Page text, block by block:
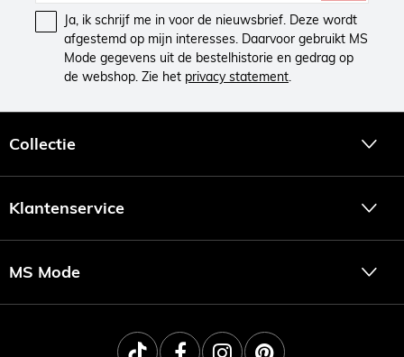
Ja, ik schrijf me in voor de nieuwsbrief. Deze wordt
afgestemd op mijn interesses. Daarvoor gebruikt MS
Mode gegevens uit de bestelhistorie en gedrag op
de webshop. Zie het privacy statement.
Collectie
Klantenservice
MS Mode